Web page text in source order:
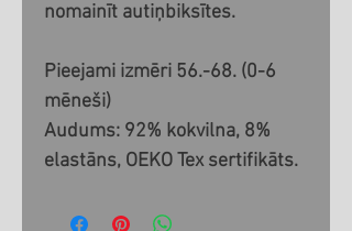
nomainīt autiņbiksītes.
Pieejami izmēri 56.-68. (0-6
mēneši)
Audums: 92% kokvilna, 8%
elastāns, OEKO Tex sertifikāts.